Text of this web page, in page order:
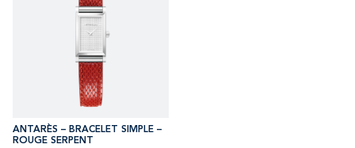
ANTARÈS – BRACELET SIMPLE –
ROUGE SERPENT